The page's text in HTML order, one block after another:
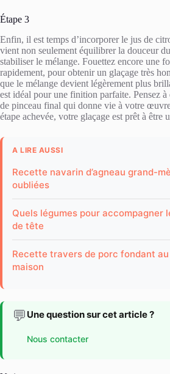
Étape 3
Enfin, il est temps d’incorporer le jus de
vient non seulement équilibrer la douceur
stabiliser le mélange. Fouettez encore une
rapidement, pour obtenir un glaçage très
que le mélange devient légèrement plus
est idéal pour une finition parfaite. Pensez à
de pinceau final qui donne vie à votre
étape achevée, votre glaçage est prêt à être
A LIRE AUSSI
Recette navarin d’agneau grand-
oubliées
Quels légumes pour accompagner
de tête
Recette travers de porc fondant
maison
💬 Une question sur cet article ?
Nous contacter